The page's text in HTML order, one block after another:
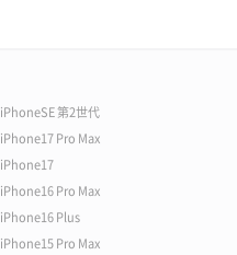
iPhoneSE 第2世代
iPhone17 Pro Max
iPhone17
iPhone16 Pro Max
iPhone16 Plus
iPhone15 Pro Max